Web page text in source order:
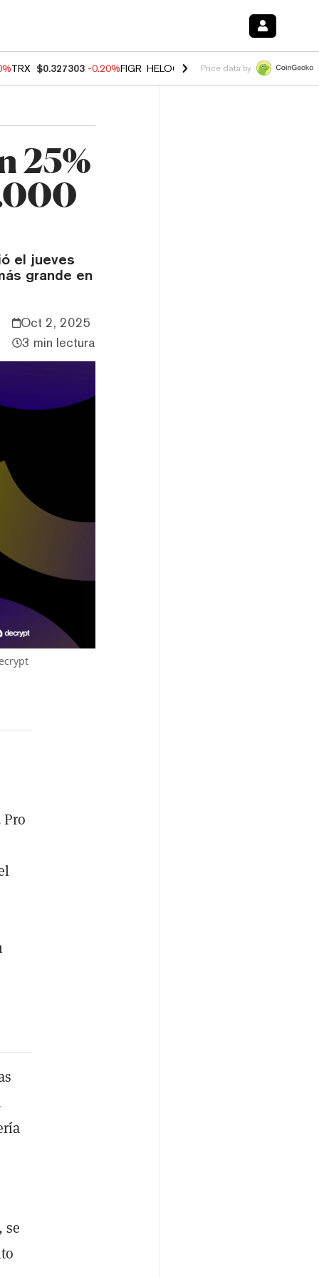
TRX $0.327303 -0.20%FIGR_HELOC $1.02 1.70% HYPE $55.90 -
Price data by
25%
el jueves
grande en
Oct 2, 2025
3 min lectura
se